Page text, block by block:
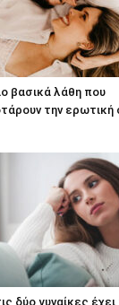
βασικά λάθη που
την ερωτική
δύο γυναίκες έχει